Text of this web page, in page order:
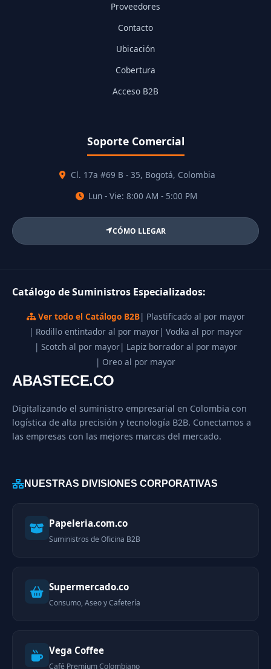
Proveedores
Contacto
Ubicación
Cobertura
Acceso B2B
Soporte Comercial
Cl. 17a #69 B - 35, Bogotá, Colombia
Lun - Vie: 8:00 AM - 5:00 PM
CÓMO LLEGAR
Catálogo de Suministros Especializados:
Ver todo el Catálogo B2B| Plastificado al por mayor
| Rodillo entintador al por mayor| Vodka al por mayor
| Scotch al por mayor| Lapiz borrador al por mayor
| Oreo al por mayor
ABASTECE.CO
Digitalizando el suministro empresarial en Colombia con
logística de alta precisión y tecnología B2B. Conectamos a
las empresas con las mejores marcas del mercado.
NUESTRAS DIVISIONES CORPORATIVAS
Papeleria.com.co
Suministros de Oficina B2B
Supermercado.co
Consumo, Aseo y Cafetería
Vega Coffee
Café Premium Colombiano